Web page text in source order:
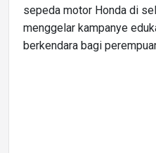
sepeda motor Honda di
menggelar kampanye
berkendara bagi